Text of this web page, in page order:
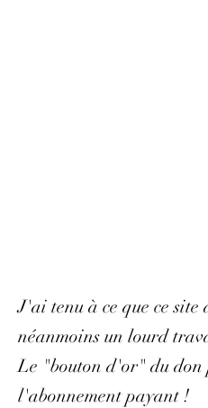
J'ai tenu à ce que ce
néanmoins un lourd
Le "bouton d'or" du don
l'abonnement payant !